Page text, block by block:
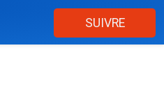
SUIVRE